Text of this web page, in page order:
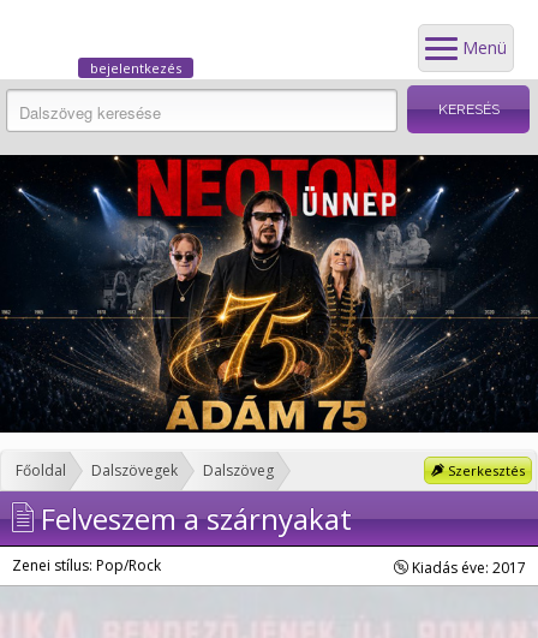
Menü
bejelentkezés
Szerkesztés
Főoldal Dalszövegek Dalszöveg
Felveszem a szárnyakat
Zenei stílus: Pop/Rock Kiadás éve: 2017